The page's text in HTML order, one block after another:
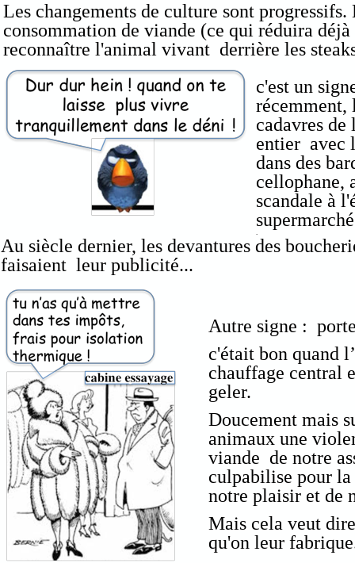
Les changements de culture sont
consommation de viande (ce qui réduira
reconnaître l'animal vivant derrière les
Autre signe :
c'était bon quand
chauffage central
geler.
Doucement mais
animaux une
viande de notre
culpabilise pour la
notre plaisir et de
Mais cela veut
qu'on leur
Au siècle dernier, les devantures des
faisaient leur publicité...
c'est un
récemment,
cadavres de
entier avec
dans des
cellophane,
scandale à
.